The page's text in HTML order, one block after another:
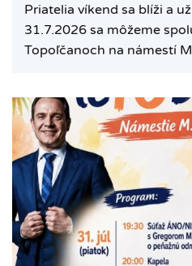
Priatelia víkend sa blíži a
31.7.2026 sa môžeme
Topoľčanoch na námestí